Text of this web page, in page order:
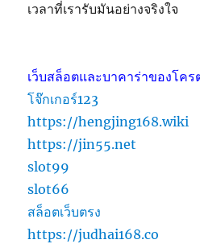
เวลาที่เรารับมันอย่างจริงใจ
เว็บสล็อตและบาคาร่าของโคร
โจ๊กเกอร์123
https://hengjing168.wiki
https://jin55.net
slot99
slot66
สล็อตเว็บตรง
https://judhai168.co